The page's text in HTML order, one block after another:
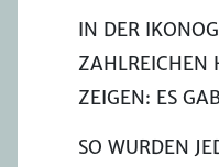
IN DER
ZAHLREICHEN
ZEIGEN: ES
SO WURDEN